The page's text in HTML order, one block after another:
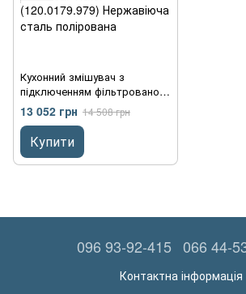
Кухонний змішувач з
підключенням фільтрованої
води Franke Eos Clear Water
(120.0179.979) Нержавіюча
сталь полірована
13 052 грн 14 508 грн
Купити
096 93-92-415 066 44-
Контактна інформація